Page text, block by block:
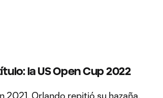
la US Open Cup 2022
2021, Orlando repitió su hazaña,